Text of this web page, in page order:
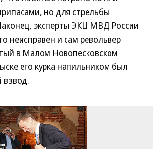
но для стрельбы
эксперты ЭКЦ МВД России
неисправен и сам револьвер
в Малом Новопесковском
его курка напильником был
взвод.